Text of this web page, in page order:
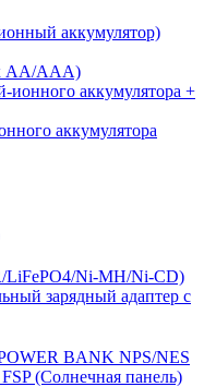
аккумулятор)
AA/AAA)
аккумулятора +
аккумулятора
LiFePO4/Ni-MH/Ni-CD)
зарядный адаптер с
BANK NPS/NES
FSP (Солнечная панель)